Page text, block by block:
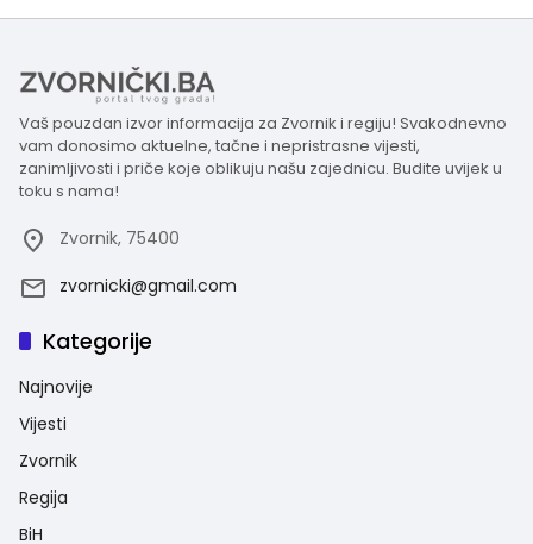
Vaš pouzdan izvor informacija za Zvornik i regiju! Svakodnevno
vam donosimo aktuelne, tačne i nepristrasne vijesti,
zanimljivosti i priče koje oblikuju našu zajednicu. Budite uvijek u
toku s nama!
Zvornik, 75400
zvornicki@gmail.com
Kategorije
Najnovije
Vijesti
Zvornik
Regija
BiH